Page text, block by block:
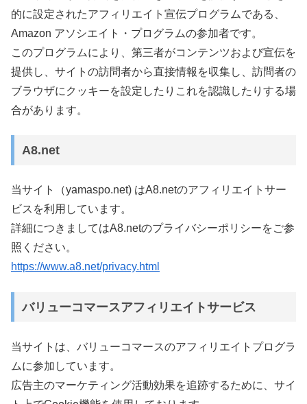
的に設定されたアフィリエイト宣伝プログラムである、
Amazon アソシエイト・プログラムの参加者です。
このプログラムにより、第三者がコンテンツおよび宣伝を
提供し、サイトの訪問者から直接情報を収集し、訪問者の
ブラウザにクッキーを設定したりこれを認識したりする場
合があります。
A8.net
当サイト（yamaspo.net) はA8.netのアフィリエイトサー
ビスを利用しています。
詳細につきましてはA8.netのプライバシーポリシーをご参
照ください。
https://www.a8.net/privacy.html
バリューコマースアフィリエイトサービス
当サイトは、バリューコマースのアフィリエイトプログラ
ムに参加しています。
広告主のマーケティング活動効果を追跡するために、サイ